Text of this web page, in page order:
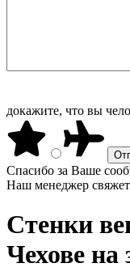
докажите, что вы
Спасибо за Ваше
Наш менеджер
Стенки
Чехове на